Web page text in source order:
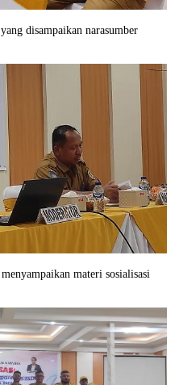
disampaikan narasumber
materi sosialisasi